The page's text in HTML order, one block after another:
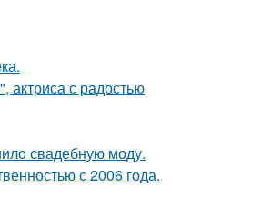
актриса с радостью
свадебную моду.
с 2006 года.